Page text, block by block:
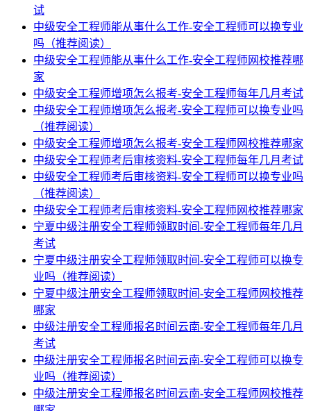
试
中级安全工程师能从事什么工作-安全工程师可以换专业
吗（推荐阅读）
中级安全工程师能从事什么工作-安全工程师网校推荐哪
家
中级安全工程师增项怎么报考-安全工程师每年几月考试
中级安全工程师增项怎么报考-安全工程师可以换专业吗
（推荐阅读）
中级安全工程师增项怎么报考-安全工程师网校推荐哪家
中级安全工程师考后审核资料-安全工程师每年几月考试
中级安全工程师考后审核资料-安全工程师可以换专业吗
（推荐阅读）
中级安全工程师考后审核资料-安全工程师网校推荐哪家
宁夏中级注册安全工程师领取时间-安全工程师每年几月
考试
宁夏中级注册安全工程师领取时间-安全工程师可以换专
业吗（推荐阅读）
宁夏中级注册安全工程师领取时间-安全工程师网校推荐
哪家
中级注册安全工程师报名时间云南-安全工程师每年几月
考试
中级注册安全工程师报名时间云南-安全工程师可以换专
业吗（推荐阅读）
中级注册安全工程师报名时间云南-安全工程师网校推荐